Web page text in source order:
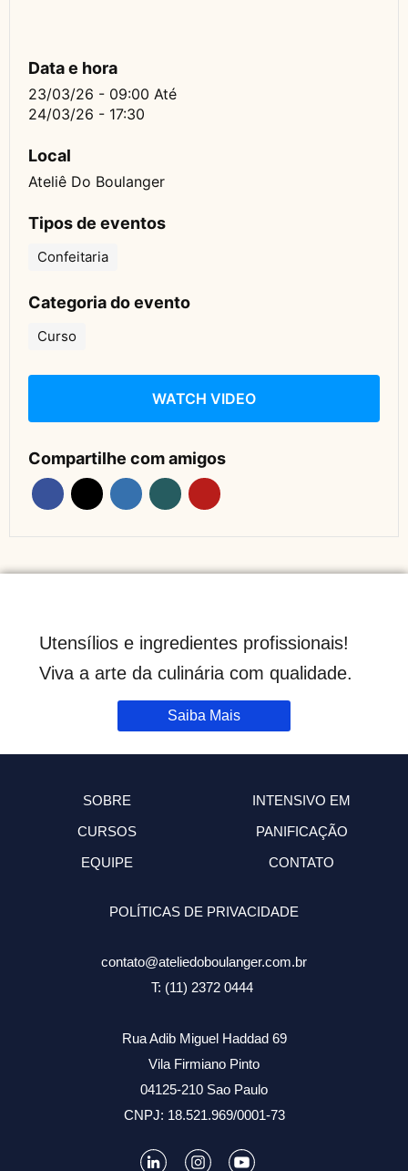
Data e hora
23/03/26 - 09:00 Até
24/03/26 - 17:30
Local
Ateliê Do Boulanger
Tipos de eventos
Confeitaria
Categoria do evento
Curso
WATCH VIDEO
Compartilhe com amigos
Utensílios e ingredientes profissionais!
Viva a arte da culinária com qualidade.
Saiba Mais
SOBRE
CURSOS
EQUIPE
INTENSIVO EM
PANIFICAÇÃO
CONTATO
POLÍTICAS DE PRIVACIDADE
contato@ateliedoboulanger.com.br
T: (11) 2372 0444
Rua Adib Miguel Haddad 69
Vila Firmiano Pinto
04125-210 Sao Paulo
CNPJ: 18.521.969/0001-73